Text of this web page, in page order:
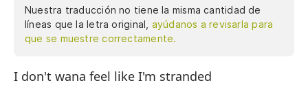
Nuestra traducción no tiene la misma cantidad de
líneas que la letra original, ayúdanos a revisarla para
que se muestre correctamente.
I don't wana feel like I'm stranded